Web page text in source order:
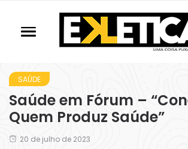
SAÚDE
Saúde em Fórum –
Quem Produz Saúde”
20 de julho de 2023